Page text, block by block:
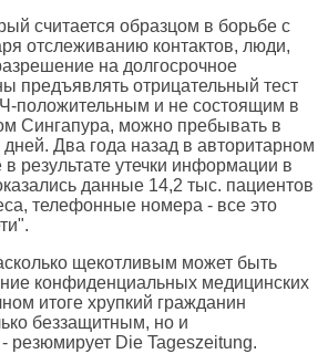
считается образцом в борьбе с
отслеживанию контактов, люди,
на долгосрочное
предъявлять отрицательный тест
положительным и не состоящим в
Сингапура, можно пребывать в
Два года назад в авторитарном
в результате утечки информации в
данные 14,2 тыс. пациентов
телефонные номера - все это
щекотливым может быть
конфиденциальных медицинских
итоге хрупкий гражданин
беззащитным, но и
резюмирует Die Tageszeitung.